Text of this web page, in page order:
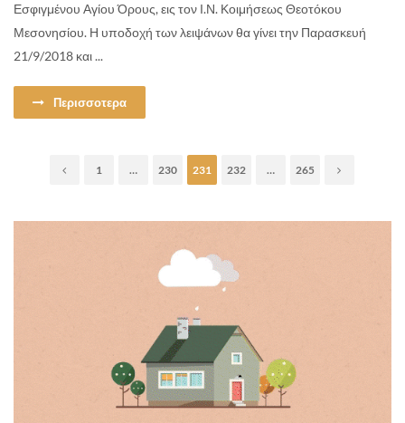
Εσφιγμένου Αγίου Όρους, εις τον Ι.Ν. Κοιμήσεως Θεοτόκου
Μεσονησίου. Η υποδοχή των λειψάνων θα γίνει την Παρασκευή
21/9/2018 και ...
Περισσοτερα
1 … 230 231 232 … 265